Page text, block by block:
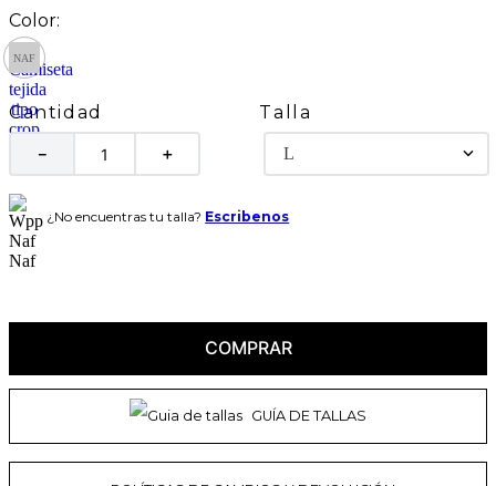
Cantidad
＋
－
Talla
L
¿No encuentras tu talla? Escribenos
COMPRAR
GUÍA DE TALLAS